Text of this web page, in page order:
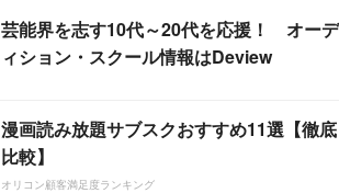
芸能界を志す10代～20代を応援！ オーデ
ィション・スクール情報はDeview
漫画読み放題サブスクおすすめ11選【徹底
比較】
オリコン顧客満足度ランキング